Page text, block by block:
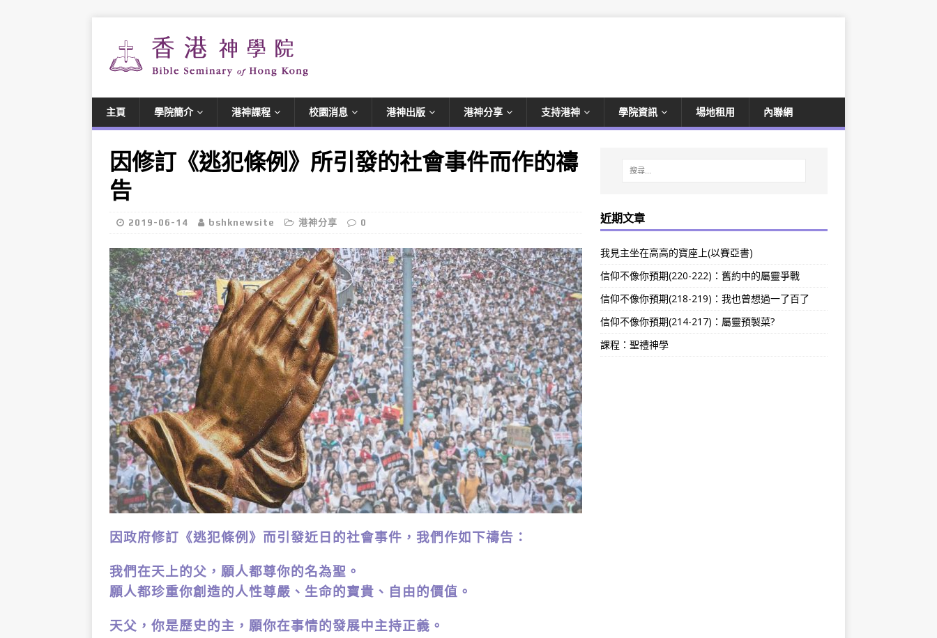
主頁 學院簡介 港神課程 校園消息 港神出版 港神分享 支持港神 學院資訊 場地租用 內聯網
因修訂《逃犯條例》所引發的社會事件而作的禱
告
2019-06-14 bshknewsite 港神分享 0
因政府修訂《逃犯條例》而引發近日的社會事件，我們作如下禱告：
我們在天上的父，願人都尊你的名為聖。
願人都珍重你創造的人性尊嚴、生命的寶貴、自由的價值。
天父，你是歷史的主，願你在事情的發展中主持正義。
近期文章
我見主坐在高高的寶座上(以賽亞書)
信仰不像你預期(220-222)：舊約中的屬靈爭戰
信仰不像你預期(218-219)：我也曾想過一了百了
信仰不像你預期(214-217)：屬靈預製菜?
課程：聖禮神學